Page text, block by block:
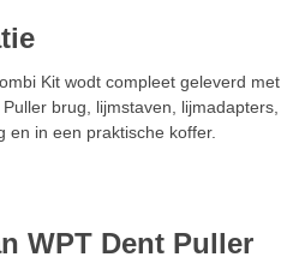
Kit wodt compleet geleverd met
brug, lijmstaven, lijmadapters,
en in een praktische koffer.
WPT Dent Puller